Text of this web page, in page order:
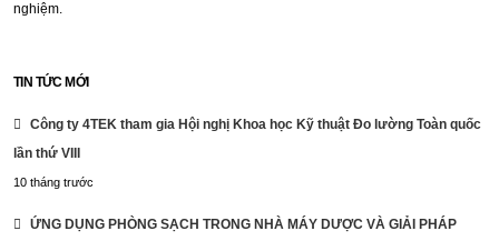
nghiệm.
TIN TỨC MỚI
Công ty 4TEK tham gia Hội nghị Khoa học Kỹ thuật Đo lường Toàn quốc
lần thứ VIII
10 tháng trước
ỨNG DỤNG PHÒNG SẠCH TRONG NHÀ MÁY DƯỢC VÀ GIẢI PHÁP